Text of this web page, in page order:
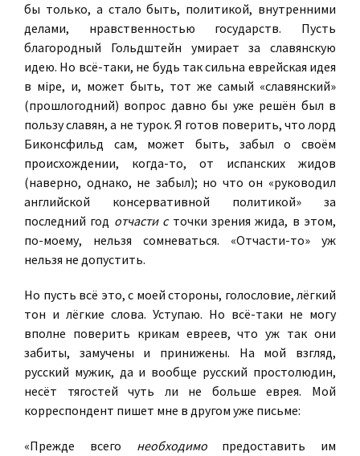
бы только, а стало быть, политикой, внутренними
делами, нравственностью государств. Пусть
благородный Гольдштейн умирает за славянскую
идею. Но всё-таки, не будь так сильна еврейская идея
в мiре, и, может быть, тот же самый «славянский»
(прошлогодний) вопрос давно бы уже решён был в
пользу славян, а не турок. Я готов поверить, что лорд
Биконсфильд сам, может быть, забыл о своём
происхождении, когда-то, от испанских жидов
(наверно, однако, не забыл); но что он «руководил
английской консервативной политикой» за
последний год отчасти с точки зрения жида, в этом,
по-моему, нельзя сомневаться. «Отчасти-то» уж
нельзя не допустить.
Но пусть всё это, с моей стороны, голословие, лёгкий
тон и лёгкие слова. Уступаю. Но всё-таки не могу
вполне поверить крикам евреев, что уж так они
забиты, замучены и принижены. На мой взгляд,
русский мужик, да и вообще русский простолюдин,
несёт тягостей чуть ли не больше еврея. Мой
корреспондент пишет мне в другом уже письме:
«Прежде всего необходимо предоставить им